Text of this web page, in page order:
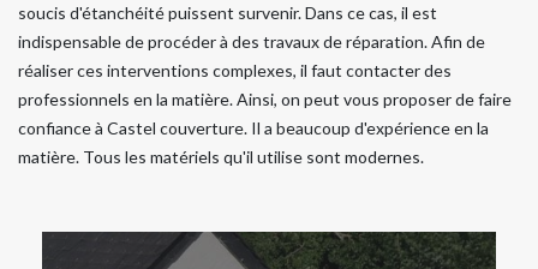
soucis d'étanchéité puissent survenir. Dans ce cas, il est
indispensable de procéder à des travaux de réparation. Afin de
réaliser ces interventions complexes, il faut contacter des
professionnels en la matière. Ainsi, on peut vous proposer de faire
confiance à Castel couverture. Il a beaucoup d'expérience en la
matière. Tous les matériels qu'il utilise sont modernes.